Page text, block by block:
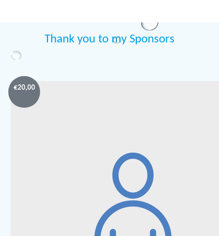
Thank you to my Sponsors
€20,00